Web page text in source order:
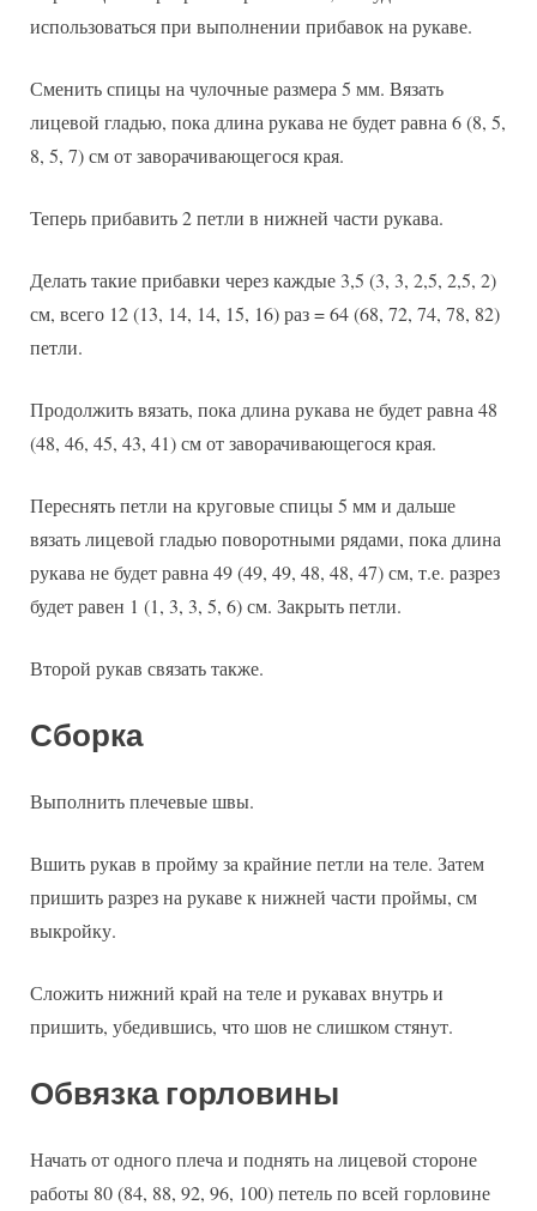
использоваться при выполнении прибавок на рукаве.
Сменить спицы на чулочные размера 5 мм. Вязать
лицевой гладью, пока длина рукава не будет равна 6 (8, 5,
8, 5, 7) см от заворачивающегося края.
Теперь прибавить 2 петли в нижней части рукава.
Делать такие прибавки через каждые 3,5 (3, 3, 2,5, 2,5, 2)
см, всего 12 (13, 14, 14, 15, 16) раз = 64 (68, 72, 74, 78, 82)
петли.
Продолжить вязать, пока длина рукава не будет равна 48
(48, 46, 45, 43, 41) см от заворачивающегося края.
Переснять петли на круговые спицы 5 мм и дальше
вязать лицевой гладью поворотными рядами, пока длина
рукава не будет равна 49 (49, 49, 48, 48, 47) см, т.е. разрез
будет равен 1 (1, 3, 3, 5, 6) см. Закрыть петли.
Второй рукав связать также.
Сборка
Выполнить плечевые швы.
Вшить рукав в пройму за крайние петли на теле. Затем
пришить разрез на рукаве к нижней части проймы, см
выкройку.
Сложить нижний край на теле и рукавах внутрь и
пришить, убедившись, что шов не слишком стянут.
Обвязка горловины
Начать от одного плеча и поднять на лицевой стороне
работы 80 (84, 88, 92, 96, 100) петель по всей горловине